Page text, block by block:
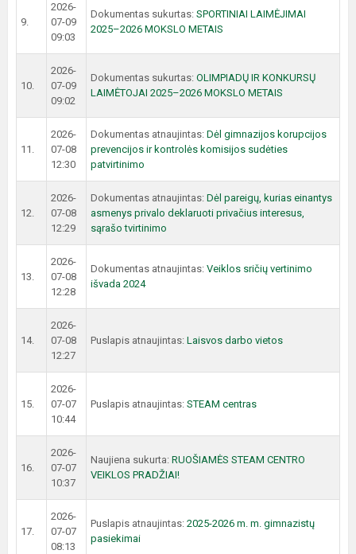
9.
2026-
07-09
09:03
Dokumentas sukurtas: SPORTINIAI LAIMĖJIMAI
2025–2026 MOKSLO METAIS
10.
2026-
07-09
09:02
Dokumentas sukurtas: OLIMPIADŲ IR KONKURSŲ
LAIMĖTOJAI 2025–2026 MOKSLO METAIS
11.
2026-
07-08
12:30
Dokumentas atnaujintas: Dėl gimnazijos korupcijos
prevencijos ir kontrolės komisijos sudėties
patvirtinimo
12.
2026-
07-08
12:29
Dokumentas atnaujintas: Dėl pareigų, kurias einantys
asmenys privalo deklaruoti privačius interesus,
sąrašo tvirtinimo
13.
2026-
07-08
12:28
Dokumentas atnaujintas: Veiklos sričių vertinimo
išvada 2024
14.
2026-
07-08
12:27
Puslapis atnaujintas: Laisvos darbo vietos
15.
2026-
07-07
10:44
Puslapis atnaujintas: STEAM centras
16.
2026-
07-07
10:37
Naujiena sukurta: RUOŠIAMĖS STEAM CENTRO
VEIKLOS PRADŽIAI!
17.
2026-
07-07
08:13
Puslapis atnaujintas: 2025-2026 m. m. gimnazistų
pasiekimai